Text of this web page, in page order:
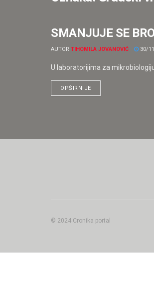
HRVATSKA COVID-19
SMANJUJE SE
AUTOR TIHOMILA JOVANOVIĆ 30/
U laboratorijima za
OPŠIRNIJE
© 2024 Cronika portal